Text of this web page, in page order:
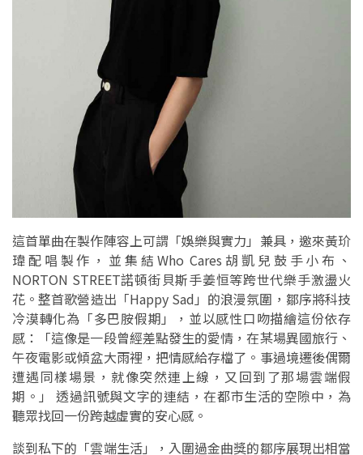
這首單曲在製作陣容上可謂「娛樂與實力」兼具，邀來黃玠
瑋配唱製作，並集結Who Cares胡凱兒鼓手小布、
NORTON STREET諾頓街貝斯手姜恒等跨世代樂手激盪火
花。整首歌營造出「Happy Sad」的浪漫氛圍，鄒序將科技
冷漠轉化為「多巴胺假期」，並以感性口吻描繪這份依存
感：「這像是一段曾經差點發生的愛情，在某場異國旅行、
午夜電影或傾盆大雨裡，把情感給存檔了。事過境遷後偶爾
遭遇同樣場景，就像突然連上線，又回到了那場雲端假
期。」 透過訊號與文字的連結，在都市生活的空隙中，為
聽眾找回一份跨越虛實的安心感。
談到私下的「雲端生活」，入圍過金曲獎的鄒序展現出相當